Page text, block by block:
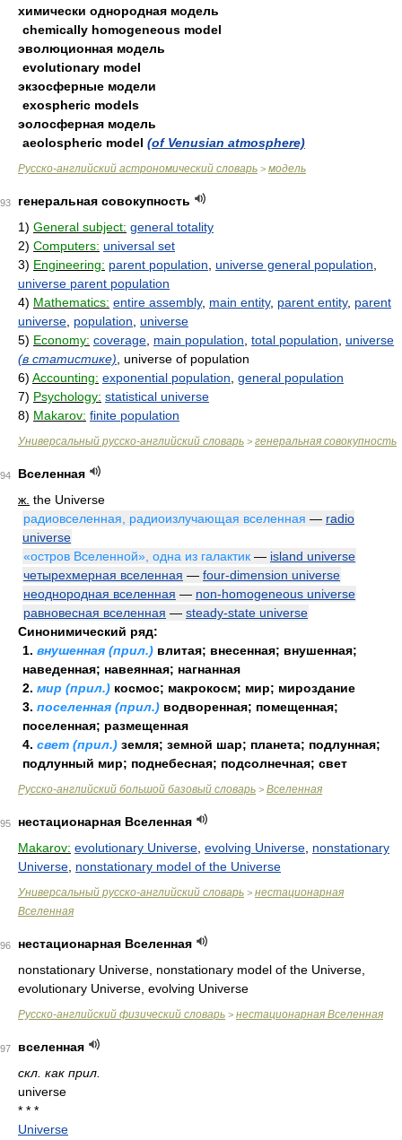
химически однородная модель
chemically homogeneous model
эволюционная модель
evolutionary model
экзосферные модели
exospheric models
эолосферная модель
aeolospheric model (of Venusian atmosphere)
Русско-английский астрономический словарь > модель
93
генеральная совокупность
1) General subject: general totality
2) Computers: universal set
3) Engineering: parent population universe general population
universe parent population
4) Mathematics: entire assembly, main entity, parent entity, parent
universe population
universe
5) Economy: coverage main population total population
universe
(в статистике) , universe of population
6) Accounting: exponential population general population
7) Psychology: statistical universe
8) Makarov: finite population
Универсальный русско-английский словарь > генеральная совокупность
94
Вселенная
ж. the Universe
радиовселенная, радиоизлучающая вселенная — radio
universe
«остров Вселенной», одна из галактик — island universe
четырехмерная вселенная — four-dimension universe
неоднородная вселенная — non-homogeneous universe
равновесная вселенная — steady-state universe
Синонимический ряд:
1. внушенная (прил.) влитая; внесенная; внушенная;
наведенная; навеянная; нагнанная
2. мир (прил.) космос; макрокосм; мир; мироздание
3. поселенная (прил.) водворенная; помещенная;
поселенная; размещенная
4. свет (прил.) земля; земной шар; планета; подлунная;
подлунный мир; поднебесная; подсолнечная; свет
Русско-английский большой базовый словарь > Вселенная
95
нестационарная Вселенная
Makarov: evolutionary Universe evolving Universe nonstationary
Universe nonstationary model of the Universe
Универсальный русско-английский словарь > нестационарная
Вселенная
96
нестационарная Вселенная
nonstationary Universe, nonstationary model of the Universe,
evolutionary Universe, evolving Universe
Русско-английский физический словарь > нестационарная Вселенная
97
вселенная
скл. как прил.
universe
* * *
Universe